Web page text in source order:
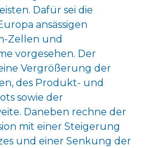
Dafür sei die
ansässigen
Zellen und
vorgesehen. Der
Vergrößerung der
des Produkt- und
sowie der
Daneben rechne der
mit einer Steigerung
und einer Senkung der